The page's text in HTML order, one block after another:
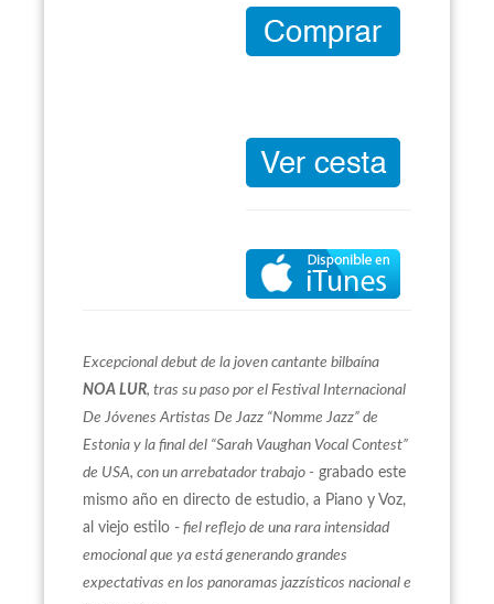
Excepcional debut de la joven cantante bilbaína
NOA LUR, tras su paso por el Festival Internacional
De Jóvenes Artistas De Jazz “Nomme Jazz” de
Estonia y la final del “Sarah Vaughan Vocal Contest”
de USA, con un arrebatador trabajo - grabado este
mismo año en directo de estudio, a Piano y Voz,
al viejo estilo - fiel reflejo de una rara intensidad
emocional que ya está generando grandes
expectativas en los panoramas jazzísticos nacional e